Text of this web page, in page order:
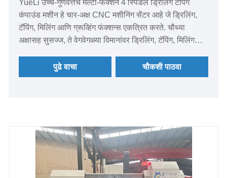
YueLi उच्च-गुणवत्तेचे मल्टी-फंक्शन 4 स्पिंडल ड्रिलिंग टॅपिंग
कंपाउंड मशीन हे चार-अक्ष CNC मशीनिंग सेंटर आहे जे ड्रिलिंग,
टॅपिंग, मिलिंग आणि ग्रूव्हिंग फंक्शन्स एकत्रित करते. चौथ्या
अक्षासह सुसज्ज, ते वेगवेगळ्या विमानांवर ड्रिलिंग, टॅपिंग, मिलिंग
पुढे वाचा
चौकशी पाठवा